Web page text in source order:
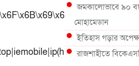
জমকালোভাবে ৯০
মোহামেডান
ইতিহাস গড়ার
রাজশাহীতে